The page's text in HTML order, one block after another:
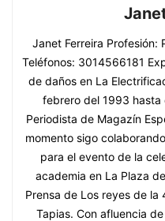
Janet Ferreira Profesión:
Teléfonos: 3014566181
de daños en La
febrero del 1993
Periodista de Magazín
momento sigo
para el evento de la
academia en La Plaza
Prensa de Los reyes de la
Tapias. Con afluencia